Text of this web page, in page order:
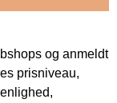
og anmeldt
prisniveau,